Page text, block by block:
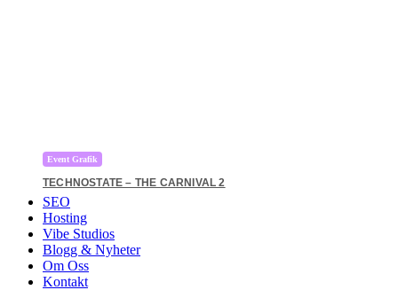
Event Grafik
TECHNOSTATE – THE CARNIVAL 2
SEO
Hosting
Vibe Studios
Blogg & Nyheter
Om Oss
Kontakt